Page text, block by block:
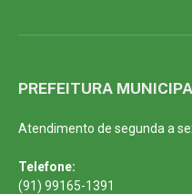
PREFEITURA
Atendimento de segunda a
Telefone:
(91) 99165-1391